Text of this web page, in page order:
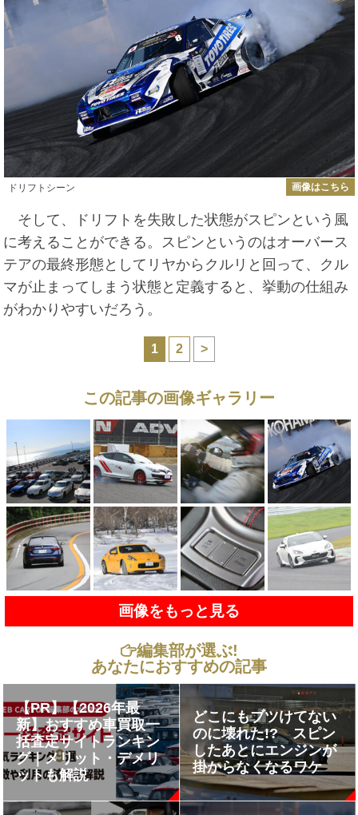
ドリフトシーン 画像はこちら
そして、ドリフトを失敗した状態がスピンという風
に考えることができる。スピンというのはオーバース
テアの最終形態としてリヤからクルリと回って、クル
マが止まってしまう状態と定義すると、挙動の仕組み
がわかりやすいだろう。
1 2 >
この記事の画像ギャラリー
画像をもっと見る
編集部が選ぶ!
あなたにおすすめの記事
【PR】【2026年最
新】おすすめ車買取一
括査定サイトランキン
グ｜メリット・デメリ
ットも解説
どこにもブツけてない
のに壊れた!? スピン
したあとにエンジンが
掛からなくなるワケ